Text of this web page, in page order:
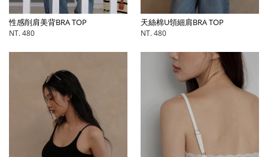
性感削肩美背BRA TOP
NT. 480
天絲棉U領細肩BRA TOP
NT. 480